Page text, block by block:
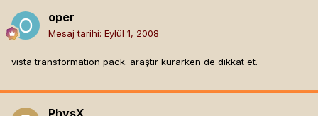
oper
Mesaj tarihi: Eylül 1, 2008
vista transformation pack. araştır kurarken de dikkat et.